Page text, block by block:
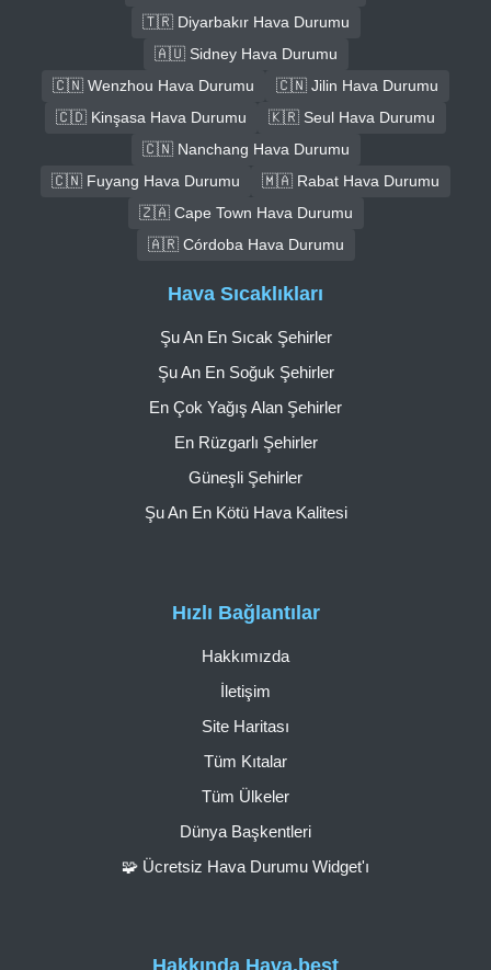
🇹🇷 Diyarbakır Hava Durumu
🇦🇺 Sidney Hava Durumu
🇨🇳 Wenzhou Hava Durumu
🇨🇳 Jilin Hava Durumu
🇨🇩 Kinşasa Hava Durumu
🇰🇷 Seul Hava Durumu
🇨🇳 Nanchang Hava Durumu
🇨🇳 Fuyang Hava Durumu
🇲🇦 Rabat Hava Durumu
🇿🇦 Cape Town Hava Durumu
🇦🇷 Córdoba Hava Durumu
Hızlı Bağlantılar
Hakkımızda
İletişim
Site Haritası
Tüm Kıtalar
Tüm Ülkeler
Dünya Başkentleri
🧩 Ücretsiz Hava Durumu Widget'ı
Hava Sıcaklıkları
Şu An En Sıcak Şehirler
Şu An En Soğuk Şehirler
En Çok Yağış Alan Şehirler
En Rüzgarlı Şehirler
Güneşli Şehirler
Şu An En Kötü Hava Kalitesi